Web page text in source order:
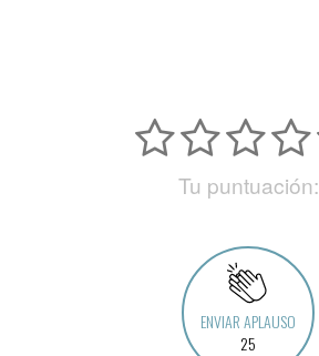
Tu puntuación:
ENVIAR APLAUSO
25